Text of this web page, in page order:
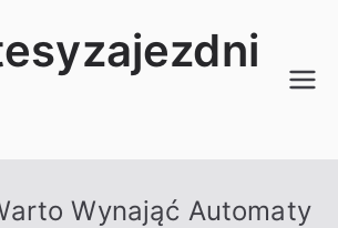
Wynająć Automaty